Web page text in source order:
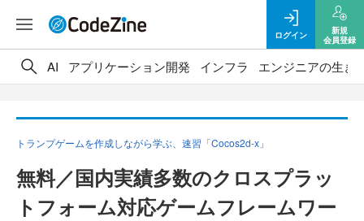
ログイン
新規
会員登録
AI アプリケーション開発 インフラ エンジニアの生き
トランプゲームを作成しながら学ぶ、速習「Cocos2d-x」
無料／国内実績多数のクロスプラッ
トフォーム対応ゲームフレームワー